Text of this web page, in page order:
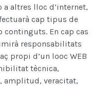
a altres lloc d’internet,
cap tipus de
En cap cas
responsabilitats
propi d’un looc WEB
tècnica,
veracitat,